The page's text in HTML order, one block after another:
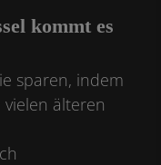
kommt es
sparen, indem
vielen älteren